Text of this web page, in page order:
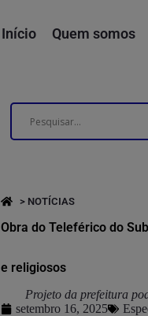
Início Quem somos
> NOTÍCIAS
Obra do Teleférico do
e religiosos
Projeto da prefeitura
setembro 16, 2025